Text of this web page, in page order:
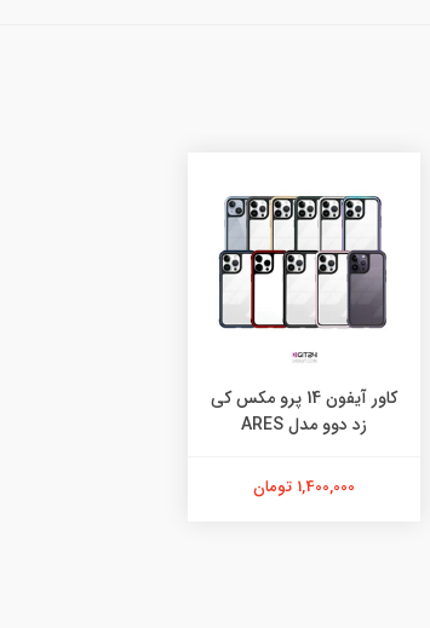
کاور آیفون 14 پرو مکس کی
زد دوو مدل ARES
1,400,000 تومان